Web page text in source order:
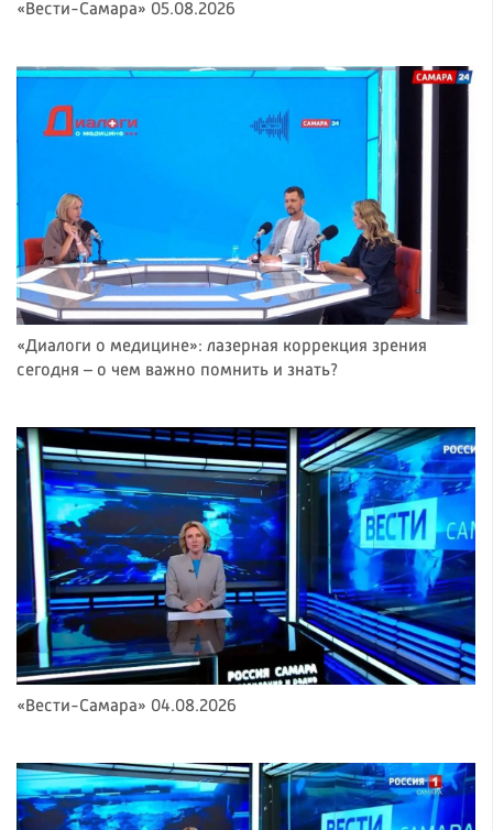
«Вести-Самара» 05.08.2026
«Диалоги о медицине»: лазерная коррекция зрения
сегодня – о чем важно помнить и знать?
«Вести-Самара» 04.08.2026